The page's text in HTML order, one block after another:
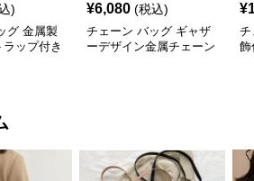
)
グ 金属製
ップ付き
¥6,080 (税込)
チェーン バッグ ギャザ
ーデザイン金属チェーン
¥
チ
飾